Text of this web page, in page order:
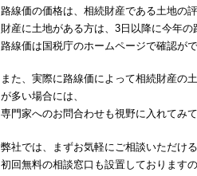
路線価の価格は、相続財産である土地の
財産に土地がある方は、3日以降に今年の
路線価は国税庁のホームページで確認が
また、実際に路線価によって相続財産の
が多い場合には、
専門家へのお問合わせも視野に入れてみて
弊社では、まずお気軽にご相談いただける
初回無料の相談窓口も設置しております